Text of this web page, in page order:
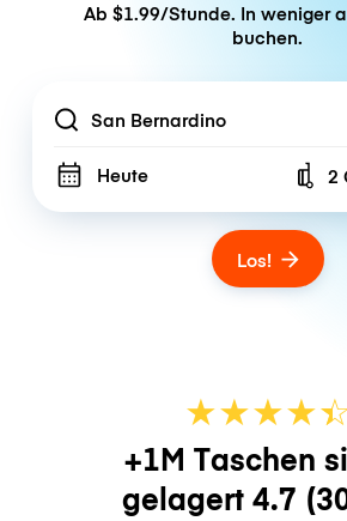
Ab $1.99/Stunde. In weniger
buchen.
Location
Heute 2
Los!
★★★★
+1M Taschen
gelagert 4.7